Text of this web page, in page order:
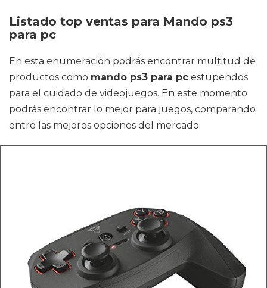
Listado top ventas para Mando ps3
para pc
En esta enumeración podrás encontrar multitud de
productos como mando ps3 para pc estupendos
para el cuidado de videojuegos. En este momento
podrás encontrar lo mejor para juegos, comparando
entre las mejores opciones del mercado.